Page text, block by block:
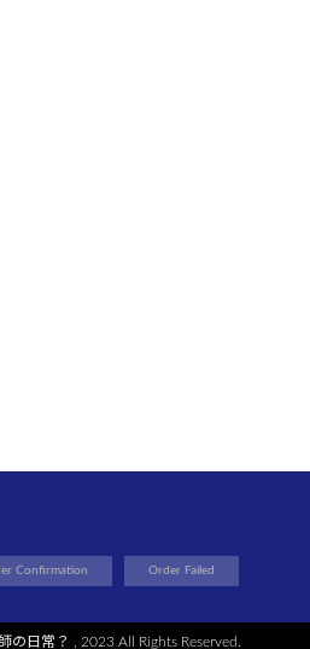
Confirmation Order Failed
の日常？ , 2023 All Rights Reserved.